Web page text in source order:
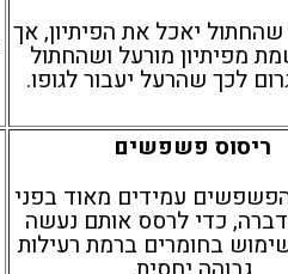
שהחתול יאכל את הפיתיון, אך
מפיתיון מורעל ושהחתול
לכך שהרעל יעבור לגופו.
ריסוס פשפשים
עמידים מאוד בפני
כדי לרסס אותם נעשה
בחומרים ברמת רעילות